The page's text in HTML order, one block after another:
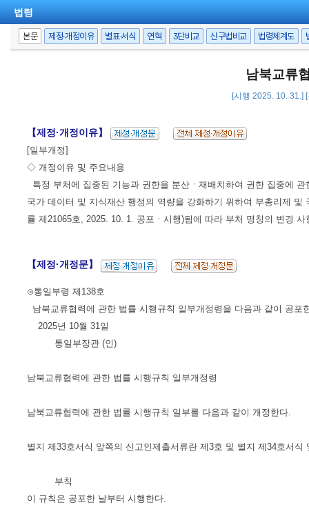
법령
본문 제정·개정이유 별표·서식 연혁 3단비교 신구법비교 법령체계도
남북교류
[시행 2025. 10. 31.]
【제정·개정이유】
[일부개정]
◇ 개정이유 및 주요내용
특정 부처에 집중된 기능과 권한을 분산ㆍ재배치하여 권한 집중에
국가 데이터 및 지식재산 행정의 역량을 강화하기 위하여 부총리제
률 제21065호, 2025. 10. 1. 공포ㆍ시행)됨에 따라 부처 명칭의 변경
【제정·개정문】
⊙통일부령 제138호
남북교류협력에 관한 법률 시행규칙 일부개정령을 다음과 같이 공포
2025년 10월 31일
통일부장관 (인)
남북교류협력에 관한 법률 시행규칙 일부개정령
남북교류협력에 관한 법률 시행규칙 일부를 다음과 같이 개정한다.
별지 제33호서식 앞쪽의 신고인제출서류란 제3호 및 별지 제34호서
부칙
이 규칙은 공포한 날부터 시행한다.